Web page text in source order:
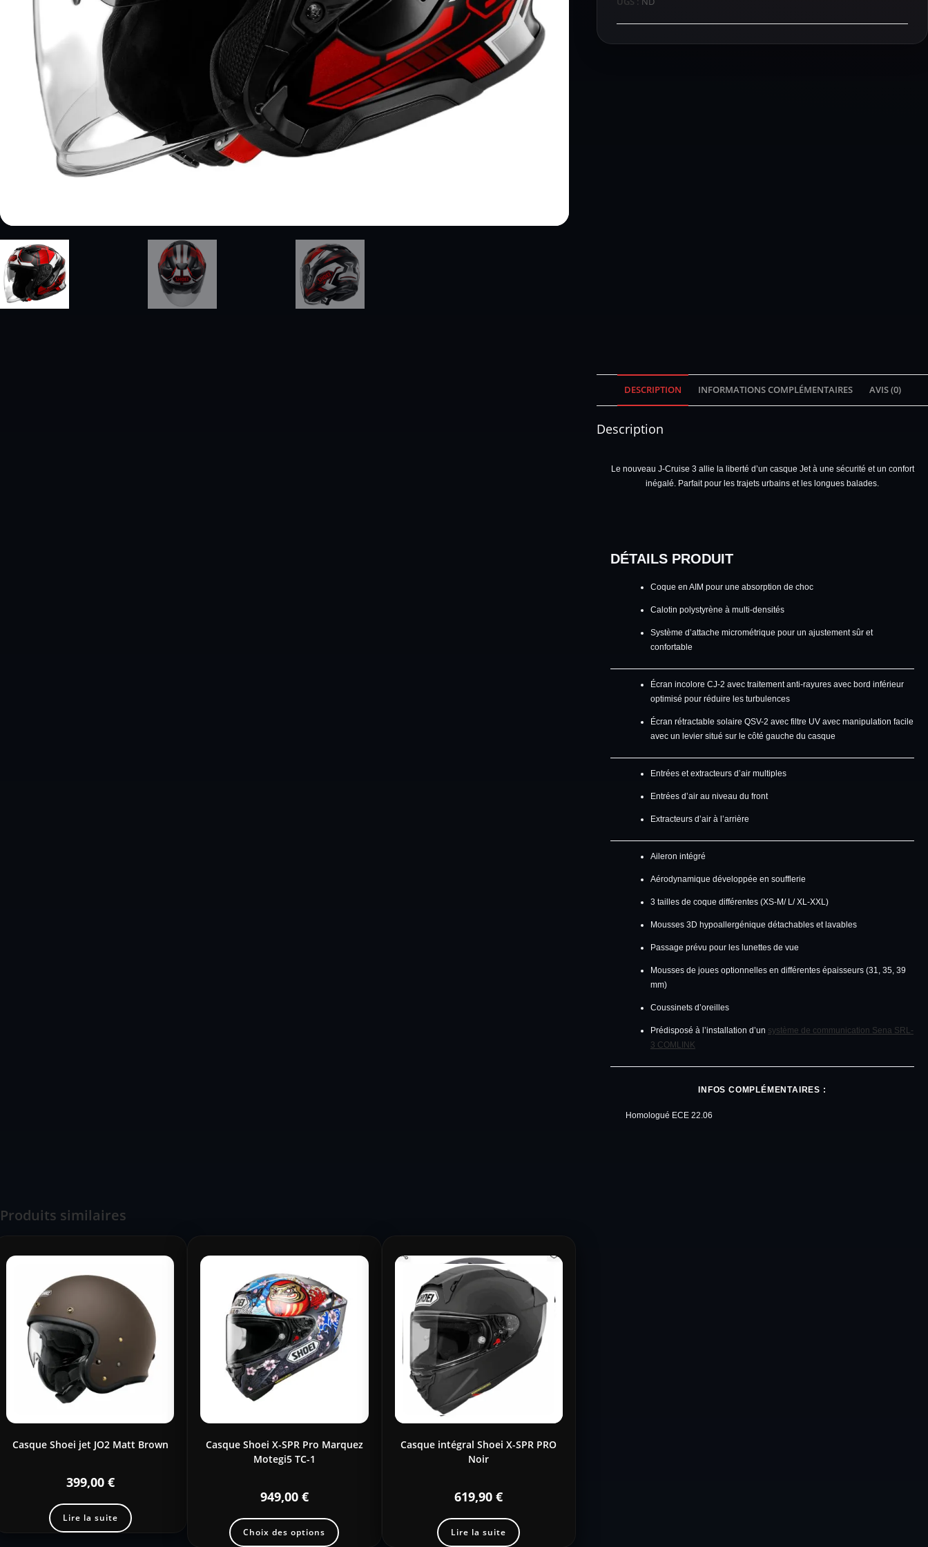
DESCRIPTION INFORMATIONS COMPLÉMENTAIRES AVIS (0)
Description
Le nouveau J-Cruise 3 allie la liberté d’un casque Jet à une sécurité et un confort
inégalé. Parfait pour les trajets urbains et les longues balades.
DÉTAILS PRODUIT
Coque en AIM pour une absorption de choc
Calotin polystyrène à multi-densités
Système d’attache micrométrique pour un ajustement sûr et
confortable
Écran incolore CJ-2 avec traitement anti-rayures avec bord inférieur
optimisé pour réduire les turbulences
Écran rétractable solaire QSV-2 avec filtre UV avec manipulation facile
avec un levier situé sur le côté gauche du casque
Entrées et extracteurs d’air multiples
Entrées d’air au niveau du front
Extracteurs d’air à l’arrière
Aileron intégré
Aérodynamique développée en soufflerie
3 tailles de coque différentes (XS-M/ L/ XL-XXL)
Mousses 3D hypoallergénique détachables et lavables
Passage prévu pour les lunettes de vue
Mousses de joues optionnelles en différentes épaisseurs (31, 35, 39
mm)
Coussinets d’oreilles
Prédisposé à l’installation d’un système de communication Sena SRL-
3 COMLINK
INFOS COMPLÉMENTAIRES :
Homologué ECE 22.06
Produits similaires
Casque Shoei jet JO2 Matt Brown
399,00 €
Lire la suite
Casque Shoei X-SPR Pro Marquez
Motegi5 TC-1
949,00 €
Choix des options
Casque intégral Shoei X-SPR PRO
Noir
619,90€
Lire la suite